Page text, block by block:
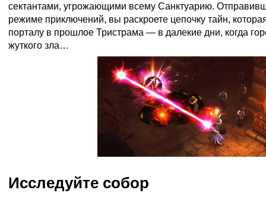
сектантами, угрожающими всему Санктуарию.
режиме приключений, вы раскроете цепочку тайн,
порталу в прошлое Тристрама — в далекие дни, когда
жуткого зла…
Исследуйте собор